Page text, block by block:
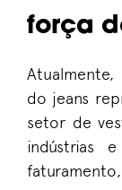
força
do jeans
setor de
indústrias